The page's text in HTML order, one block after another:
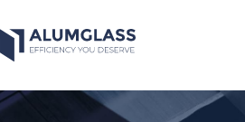
Inhalt
springen